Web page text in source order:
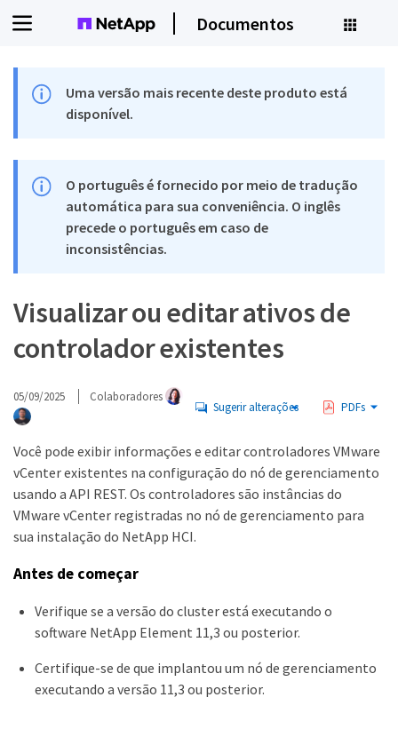
Documentos
Uma versão mais recente deste produto está
disponível.
O português é fornecido por meio de tradução
automática para sua conveniência. O inglês
precede o português em caso de
inconsistências.
Visualizar ou editar ativos de
controlador existentes
05/09/2025 Colaboradores
Sugerir alterações PDFs
Você pode exibir informações e editar controladores VMware
vCenter existentes na configuração do nó de gerenciamento
usando a API REST. Os controladores são instâncias do
VMware vCenter registradas no nó de gerenciamento para
sua instalação do NetApp HCI.
Antes de começar
Verifique se a versão do cluster está executando o
software NetApp Element 11,3 ou posterior.
Certifique-se de que implantou um nó de gerenciamento
executando a versão 11,3 ou posterior.